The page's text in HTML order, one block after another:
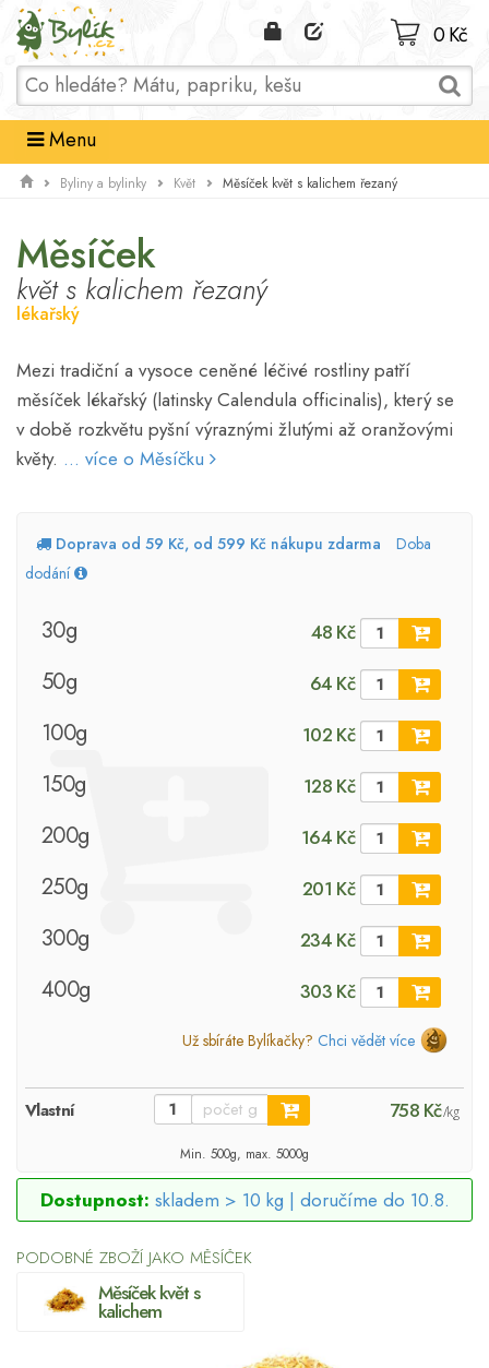
Domů
0 Kč
Menu
Byliny a bylinky Květ Měsíček květ s kalichem řezaný
Měsíček
květ s kalichem řezaný
lékařský
Mezi tradiční a vysoce ceněné léčivé rostliny patří
měsíček lékařský (latinsky Calendula officinalis), který se
v době rozkvětu pyšní výraznými žlutými až oranžovými
květy. ... více o Měsíčku
Doprava od 59 Kč, od 599 Kč nákupu zdarma
Doba
dodání
30g 48 Kč
50g 64 Kč
100g 102 Kč
150g 128 Kč
200g 164 Kč
250g 201 Kč
300g 234 Kč
400g 303 Kč
Už sbíráte Bylíkačky? Chci vědět více
Vlastní 758 Kč/kg
Min. 500g, max. 5000g
Dostupnost: skladem > 10 kg | doručíme do 10.8.
PODOBNÉ ZBOŽÍ JAKO MĚSÍČEK
Měsíček květ s
kalichem